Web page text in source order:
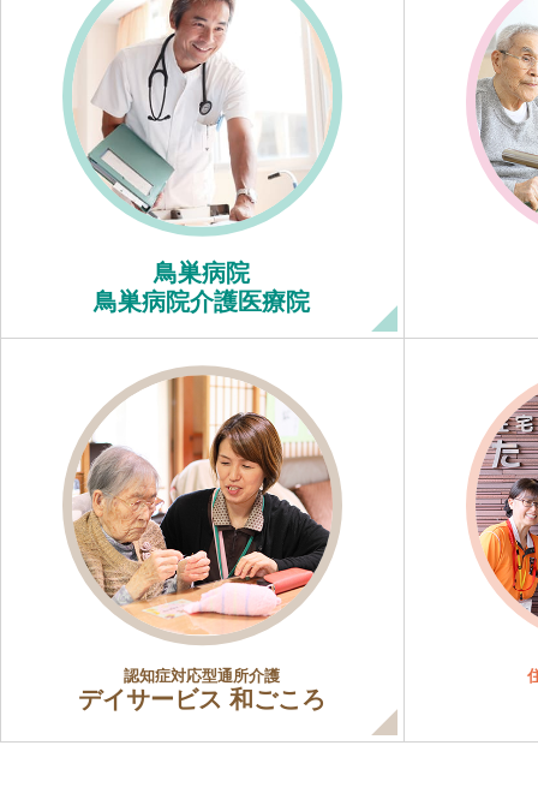
鳥巣病院
鳥巣病院介護医療院
認知症対応型通所介護
デイサービス 和ごころ